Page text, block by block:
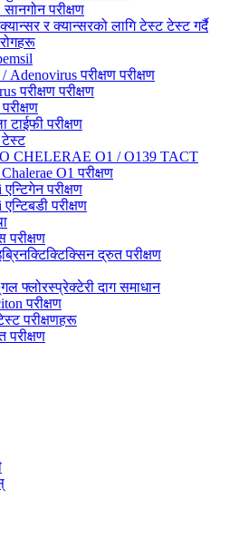
परीक्षण
क्यान्सर र क्यान्सरको लागि टेस्ट टेस्ट गर्दै
/ Adenovirus परीक्षण परीक्षण
परीक्षण परीक्षण
टाईफी परीक्षण
टेस्ट
CHELERAE O1 / O139 TACT
O1 परीक्षण
परीक्षण
परीक्षण
परीक्षण
द्रुत परीक्षण
फ्लोरस्प्रेक्टेरी दाग ​​समाधान
परीक्षण
परीक्षणहरू
परीक्षण